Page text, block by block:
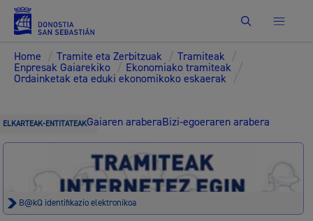
Bilatu
Home / Tramite eta Zerbitzuak / Tramiteak /
Enpresak Gaiarekiko / Ekonomiako tramiteak /
Ordainketak eta eduki ekonomikoko eskaerak /
ELKARTEAK-ENTITATEAKGaiaren araberaBizi-egoeraren arabera
B@kQ identifikazio elektronikoa